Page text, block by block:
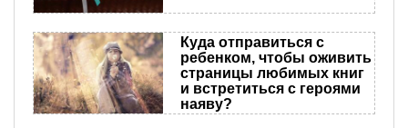
Куда отправиться с
ребенком, чтобы оживить
страницы любимых книг
и встретиться с героями
наяву?